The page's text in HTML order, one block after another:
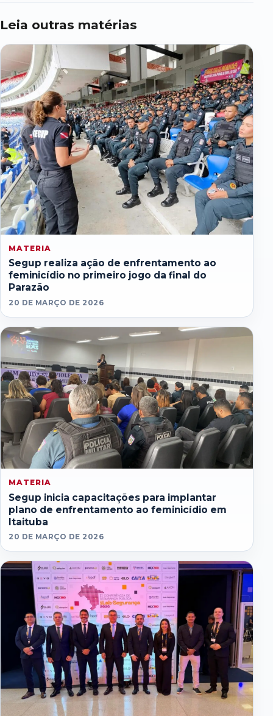
Leia outras matérias
MATERIA
Segup realiza ação de enfrentamento ao
feminicídio no primeiro jogo da final do
Parazão
20 DE MARÇO DE 2026
MATERIA
Segup inicia capacitações para implantar
plano de enfrentamento ao feminicídio em
Itaituba
20 DE MARÇO DE 2026